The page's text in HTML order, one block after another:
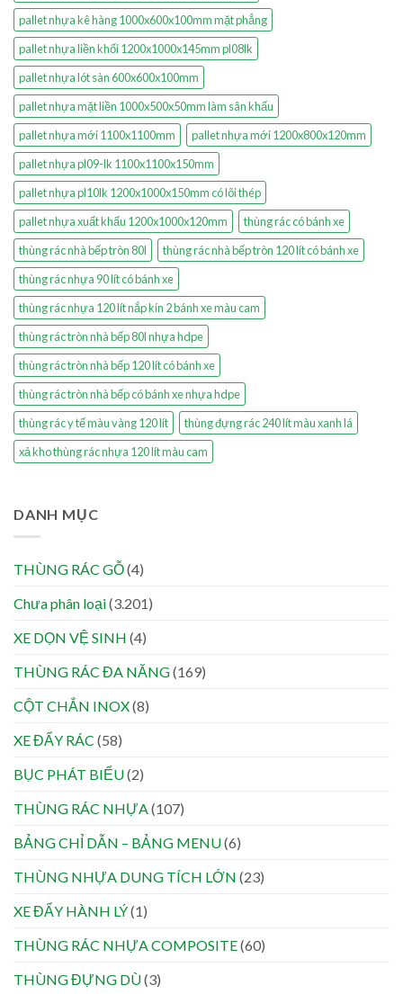
pallet nhựa kê hàng 1000x600x100mm mặt phẳng
pallet nhựa liền khối 1200x1000x145mm pl08lk
pallet nhựa lót sàn 600x600x100mm
pallet nhựa mặt liền 1000x500x50mm làm sân khấu
pallet nhựa mới 1100x1100mm
pallet nhựa mới 1200x800x120mm
pallet nhựa pl09-lk 1100x1100x150mm
pallet nhựa pl10lk 1200x1000x150mm có lõi thép
pallet nhựa xuất khẩu 1200x1000x120mm
thùng rác có bánh xe
thùng rác nhà bếp tròn 80l
thùng rác nhà bếp tròn 120 lít có bánh xe
thùng rác nhựa 90 lít có bánh xe
thùng rác nhựa 120 lít nắp kín 2 bánh xe màu cam
thùng rác tròn nhà bếp 80l nhựa hdpe
thùng rác tròn nhà bếp 120 lít có bánh xe
thùng rác tròn nhà bếp có bánh xe nhựa hdpe
thùng rác y tế màu vàng 120 lít
thùng đựng rác 240 lít màu xanh lá
xả kho thùng rác nhựa 120 lít màu cam
DANH MỤC
THÙNG RÁC GỖ(4)
Chưa phân loại(3.201)
XE DỌN VỆ SINH (4)
THÙNG RÁC ĐA NĂNG(169)
CỘT CHẮN INOX(8)
XE ĐẨY RÁC (58)
BỤC PHÁT BIỂU(2)
THÙNG RÁC NHỰA(107)
BẢNG CHỈ DẪN – BẢNG MENU(6)
THÙNG NHỰA DUNG TÍCH LỚN (23)
XE ĐẨY HÀNH LÝ(1)
THÙNG RÁC NHỰA COMPOSITE(60)
THÙNG ĐỰNG DÙ(3)